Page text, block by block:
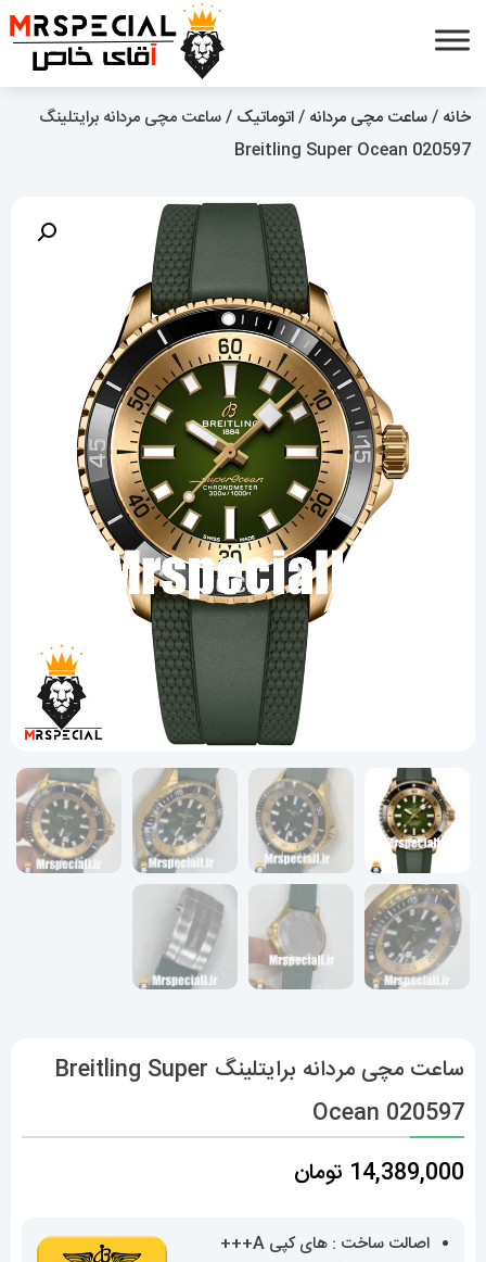
خانه /ساعت مچی مردانه /اتوماتیک / ساعت مچی مردانه برایتلینگ
Breitling Super Ocean 020597
ساعت مچی مردانه برایتلینگ Breitling Super
Ocean 020597
14,389,000 تومان
اصالت ساخت : های کپی A+++